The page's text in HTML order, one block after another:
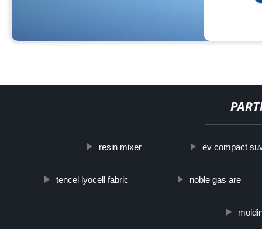
resin mixer ev compact
tencel lyocell fabric noble gas are